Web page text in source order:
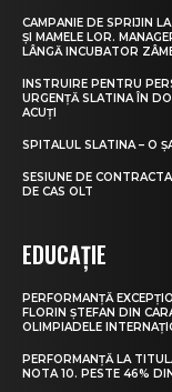
CAMPANIE DE SPRIJIN
ȘI MAMELE LOR.
LÂNGĂ INCUBATOR
INSTRUIRE PENTRU
URGENȚĂ SLATINA ÎN
ACUȚI
SPITALUL SLATINA – O
SESIUNE DE
DE CAS OLT
EDUCAȚIE
PERFORMANȚĂ
FLORIN ȘTEFAN DIN
OLIMPIADELE
PERFORMANȚĂ LA
NOTA 10. PESTE 46%